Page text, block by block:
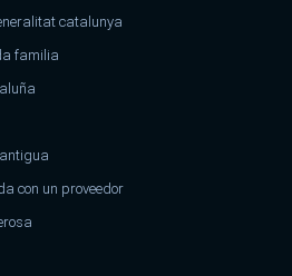
catalunya
familia
con un proveedor